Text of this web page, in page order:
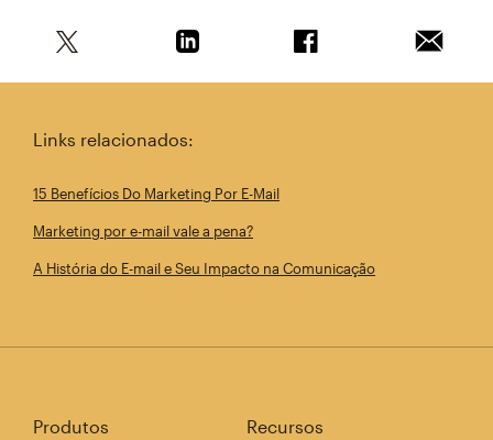
Links relacionados:
15 Benefícios Do Marketing Por E-Mail
Marketing por e-mail vale a pena?
A História do E-mail e Seu Impacto na Comunicação
Produtos Recursos